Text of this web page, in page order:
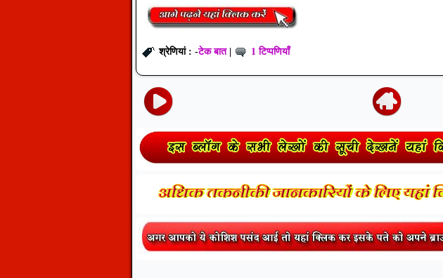
श्रेणियां : -टेक बात| 1 टिप्पणियाँ